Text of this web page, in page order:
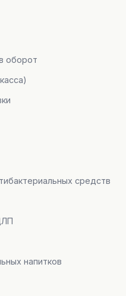
оборот
средств
напитков